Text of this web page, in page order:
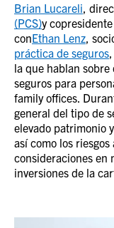
Brian Lucareli,
(PCS)y
conEthan Lenz,
práctica de seguros
la que hablan
seguros para
family offices.
general del tipo de
elevado patrimonio
así como los
consideraciones en
inversiones de la